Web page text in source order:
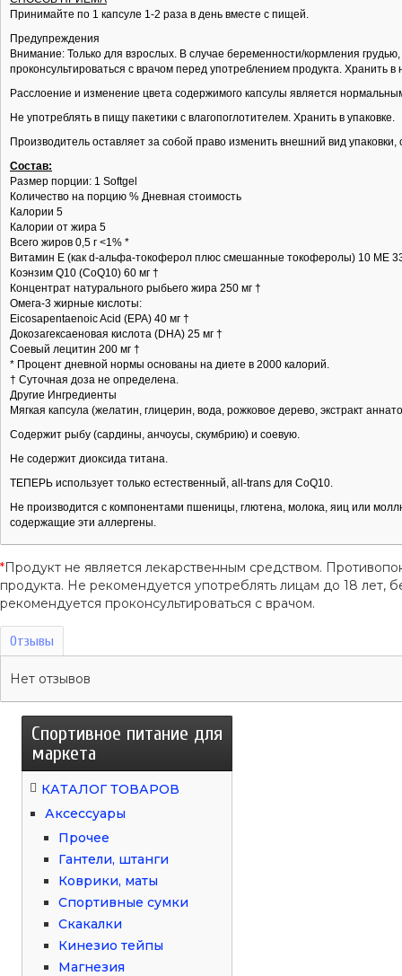
Принимайте по 1 капсуле 1-2 раза в день вместе с пищей.
Предупреждения
Внимание: Только для взрослых. В случае беременности/кормления
проконсультироваться с врачом перед употреблением продукта. Хранить
Расслоение и изменение цвета содержимого капсулы является
Не употреблять в пищу пакетики с влагопоглотителем. Хранить в упаковке.
Производитель оставляет за собой право изменить внешний вид упаковки,
Состав:
Размер порции: 1 Softgel
Количество на порцию % Дневная стоимость
Калории 5
Калории от жира 5
Всего жиров 0,5 г <1% *
Витамин Е (как d-альфа-токоферол плюс смешанные токоферолы) 10 МЕ
Коэнзим Q10 (CoQ10) 60 мг †
Концентрат натурального рыбьего жира 250 мг †
Омега-3 жирные кислоты:
Eicosapentaenoic Acid (EPA) 40 мг †
Докозагексаеновая кислота (DHA) 25 мг †
Соевый лецитин 200 мг †
* Процент дневной нормы основаны на диете в 2000 калорий.
† Суточная доза не определена.
Другие Ингредиенты
Мягкая капсула (желатин, глицерин, вода, рожковое дерево, экстракт
Содержит рыбу (сардины, анчоусы, скумбрию) и соевую.
Не содержит диоксида титана.
ТЕПЕРЬ использует только естественный, all-trans для CoQ10.
Не производится с компонентами пшеницы, глютена, молока, яиц или
содержащие эти аллергены.
*Продукт не является лекарственным средством.
продукта. Не рекомендуется употреблять лицам до 18
рекомендуется проконсультироваться с врачом.
Отзывы
Нет отзывов
Спортивное питание для
маркета
КАТАЛОГ ТОВАРОВ
Аксессуары
Прочее
Гантели, штанги
Коврики, маты
Спортивные сумки
Скакалки
Кинезио тейпы
Магнезия